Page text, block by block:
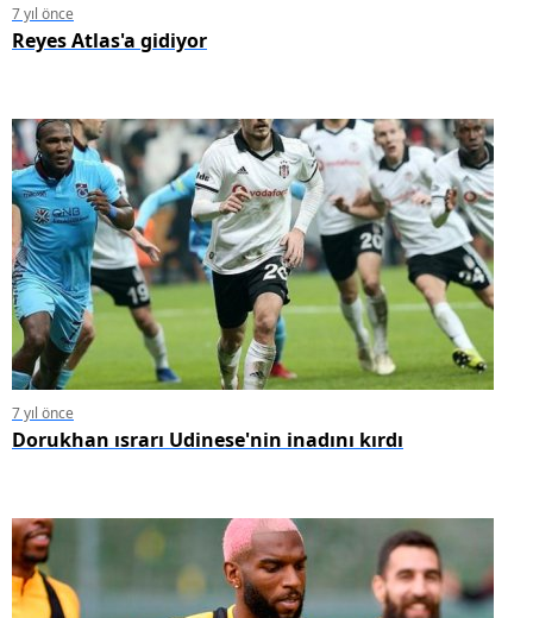
7 yıl önce
Reyes Atlas'a gidiyor
7 yıl önce
Dorukhan ısrarı Udinese'nin inadını kırdı